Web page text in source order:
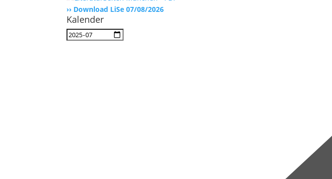
›› Download LiSe 07/08/2026
Kalender